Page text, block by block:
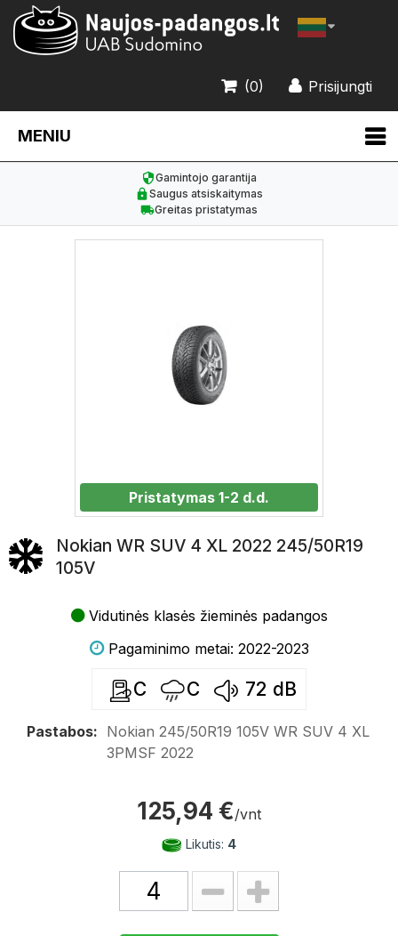
Prisijungti
(0)
MENIU
Gamintojo garantija
Saugus atsiskaitymas
Greitas pristatymas
Pristatymas 1-2 d.d.
Nokian WR SUV 4 XL 2022 245/50R19
105V
Vidutinės klasės žieminės padangos
Pagaminimo metai: 2022-2023
C C 72 dB
Pastabos: Nokian 245/50R19 105V WR SUV 4 XL
3PMSF 2022
125,94 €/vnt
Likutis: 4